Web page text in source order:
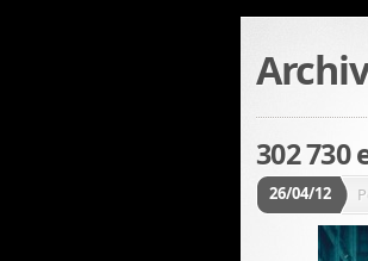
302
26/04/12